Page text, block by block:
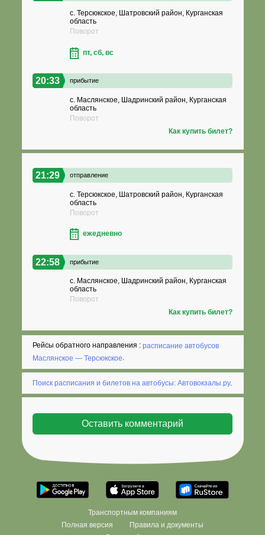
с. Терсюкское, Шатровский район, Курганская
область
Поворот
пт, сб, вс
20:33 прибытие
с. Маслянское, Шадринский район, Курганская
область
Поворот
Как купить билет?
21:29 отправление
с. Терсюкское, Шатровский район, Курганская
область
Поворот
ежедневно
22:58 прибытие
с. Маслянское, Шадринский район, Курганская
область
Поворот
Как купить билет?
Рейсы обратного направления :расписание автобусов
Маслянское — Терсюкское.
Поиск расписания и билетов на автобусы: Автовокзалы.ру.
Транспортным компаниям
Полная версия
Правила и документы